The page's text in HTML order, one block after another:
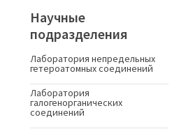
Научные
подразделения
Лаборатория непредельных
гетероатомных соединений
Лаборатория
галогенорганических
соединений